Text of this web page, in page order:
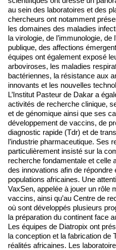
au sein des laboratoires et des
chercheurs ont notamment
les domaines des maladies
la virologie, de l’immunologie, de
publique, des affections
équipes ont également exposé
arboviroses, les maladies
bactériennes, la résistance aux
innovants et les nouvelles
L’Institut Pasteur de Dakar a
activités de recherche clinique,
et de génomique ainsi que ses
développement de vaccins, de
diagnostic rapide (Tdr) et de
l’industrie pharmaceutique. Ses
particulièrement insisté sur la
recherche fondamentale et celle
des innovations afin de
populations africaines. Une
VaxSen, appelée à jouer un rôle
vaccins, ainsi qu’au Centre de
où sont développés plusieurs
la préparation du continent face
Les équipes de Diatropix ont
la conception et la fabrication de
réalités africaines. Les